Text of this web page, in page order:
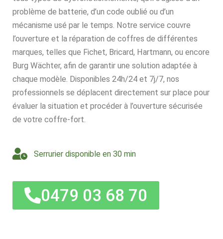
problème de batterie, d’un code oublié ou d’un
mécanisme usé par le temps. Notre service couvre
l’ouverture et la réparation de coffres de différentes
marques, telles que Fichet, Bricard, Hartmann, ou encore
Burg Wächter, afin de garantir une solution adaptée à
chaque modèle. Disponibles 24h/24 et 7j/7, nos
professionnels se déplacent directement sur place pour
évaluer la situation et procéder à l’ouverture sécurisée
de votre coffre-fort.
Serrurier disponible en 30 min
0479 03 68 70